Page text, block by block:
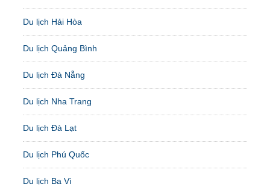
Du lịch Hải Hòa
Du lịch Quảng Bình
Du lịch Đà Nẵng
Du lịch Nha Trang
Du lịch Đà Lạt
Du lịch Phú Quốc
Du lịch Ba Vì